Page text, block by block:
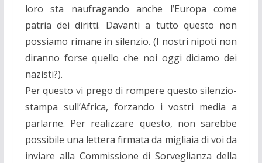
loro sta naufragando anche l’Europa come
patria dei diritti. Davanti a tutto questo non
possiamo rimane in silenzio. (I nostri nipoti non
diranno forse quello che noi oggi diciamo dei
nazisti?).
Per questo vi prego di rompere questo silenzio-
stampa sull’Africa, forzando i vostri media a
parlarne. Per realizzare questo, non sarebbe
possibile una lettera firmata da migliaia di voi da
inviare alla Commissione di Sorveglianza della